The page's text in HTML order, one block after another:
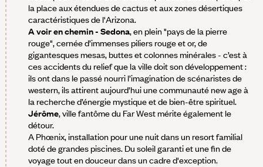
la place aux étendues de cactus et aux zones désertiques
caractéristiques de l'Arizona.
A voir en chemin - Sedona, en plein "pays de la pierre
rouge", cernée d’immenses piliers rouge et or, de
gigantesques mesas, buttes et colonnes minérales - c’est à
ces accidents du relief que la ville doit son développement :
ils ont dans le passé nourri l’imagination de scénaristes de
western, ils attirent aujourd’hui une communauté new age à
la recherche d’énergie mystique et de bien-être spirituel.
Jérôme, ville fantôme du Far West mérite également le
détour.
A Phœnix, installation pour une nuit dans un resort familial
doté de grandes piscines. Du soleil garanti et une fin de
voyage tout en douceur dans un cadre d'exception.